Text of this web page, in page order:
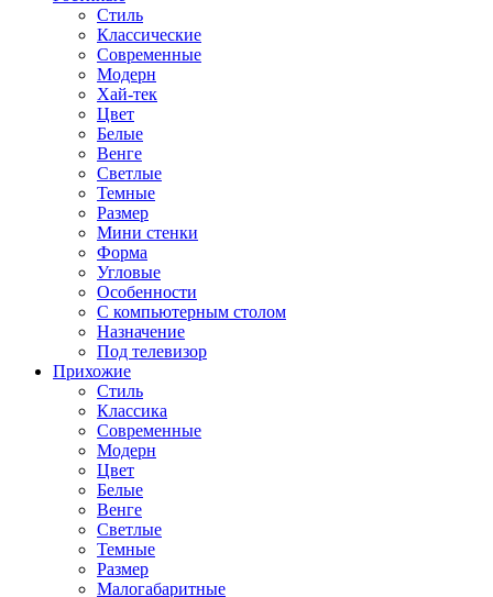
Стиль
Классические
Современные
Модерн
Хай-тек
Цвет
Белые
Венге
Светлые
Темные
Размер
Мини стенки
Форма
Угловые
Особенности
С компьютерным столом
Назначение
Под телевизор
Прихожие
Стиль
Классика
Современные
Модерн
Цвет
Белые
Венге
Светлые
Темные
Размер
Малогабаритные